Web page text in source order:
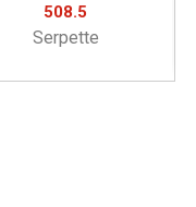
508.5
Serpette